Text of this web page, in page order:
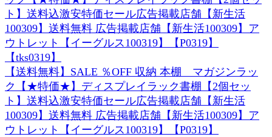
【送料無料】SALE ％OFF 収納 本棚 マガジンラッ
ク【★特価★】ディスプレイラック書棚【2個セッ
ト】送料込激安特価セール広告掲載店舗【新生活
100309】送料無料 広告掲載店舗【新生活100309】ア
ウトレット【イーグルス100319】【P0319】